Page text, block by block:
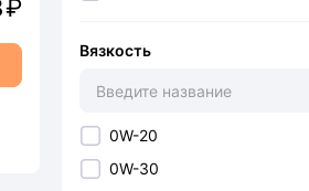
₽
ALASKA
ALPHA-S
Вязкость
0W-20
0W-30